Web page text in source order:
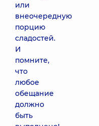
или
внеочередную
порцию
сладостей.
И
помните,
что
любое
обещание
должно
быть